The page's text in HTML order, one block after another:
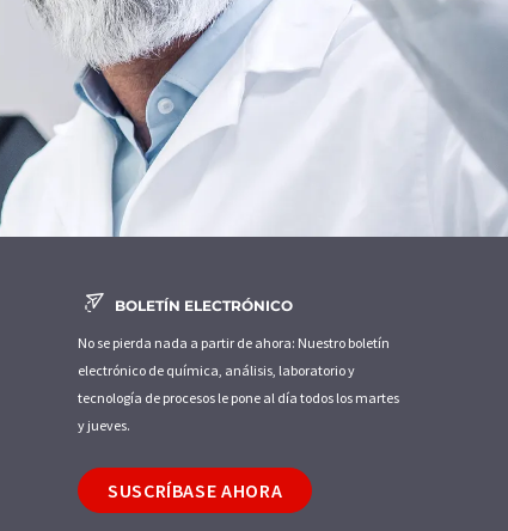
BOLETÍN ELECTRÓNICO
No se pierda nada a partir de ahora: Nuestro boletín
electrónico de química, análisis, laboratorio y
tecnología de procesos le pone al día todos los martes
y jueves.
SUSCRÍBASE AHORA